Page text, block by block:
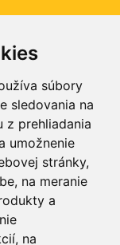
súbory
sledovania na
z prehliadania
umožnenie
stránky,
, na meranie
a
, na
práva vyhrazena.